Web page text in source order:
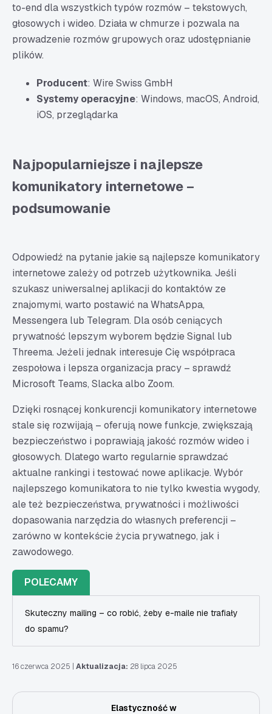
to-end dla wszystkich typów rozmów – tekstowych,
głosowych i wideo. Działa w chmurze i pozwala na
prowadzenie rozmów grupowych oraz udostępnianie
plików.
Producent: Wire Swiss GmbH
Systemy operacyjne: Windows, macOS, Android,
iOS, przeglądarka
Najpopularniejsze i najlepsze
komunikatory internetowe –
podsumowanie
Odpowiedź na pytanie jakie są najlepsze komunikatory
internetowe zależy od potrzeb użytkownika. Jeśli
szukasz uniwersalnej aplikacji do kontaktów ze
znajomymi, warto postawić na WhatsAppa,
Messengera lub Telegram. Dla osób ceniących
prywatność lepszym wyborem będzie Signal lub
Threema. Jeżeli jednak interesuje Cię współpraca
zespołowa i lepsza organizacja pracy – sprawdź
Microsoft Teams, Slacka albo Zoom.
Dzięki rosnącej konkurencji komunikatory internetowe
stale się rozwijają – oferują nowe funkcje, zwiększają
bezpieczeństwo i poprawiają jakość rozmów wideo i
głosowych. Dlatego warto regularnie sprawdzać
aktualne rankingi i testować nowe aplikacje. Wybór
najlepszego komunikatora to nie tylko kwestia wygody,
ale też bezpieczeństwa, prywatności i możliwości
dopasowania narzędzia do własnych preferencji –
zarówno w kontekście życia prywatnego, jak i
zawodowego.
POLECAMY
Skuteczny mailing – co robić, żeby e-maile nie trafiały
do spamu?
16 czerwca 2025 Aktualizacja: 28 lipca 2025
Elastyczność w